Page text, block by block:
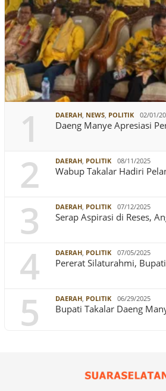
1 DAERAH, NEWS, POLITIK 02/01/
Daeng Manye Apresiasi
2 DAERAH, POLITIK 08/11/2025
Wabup Takalar Hadiri
3 DAERAH, POLITIK 07/12/2025
Serap Aspirasi di Reses,
4 DAERAH, POLITIK 07/05/2025
Pererat Silaturahmi,
5 DAERAH, POLITIK 06/29/2025
Bupati Takalar Daeng